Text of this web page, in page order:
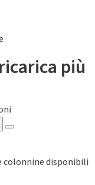
più
colonnine disponibili